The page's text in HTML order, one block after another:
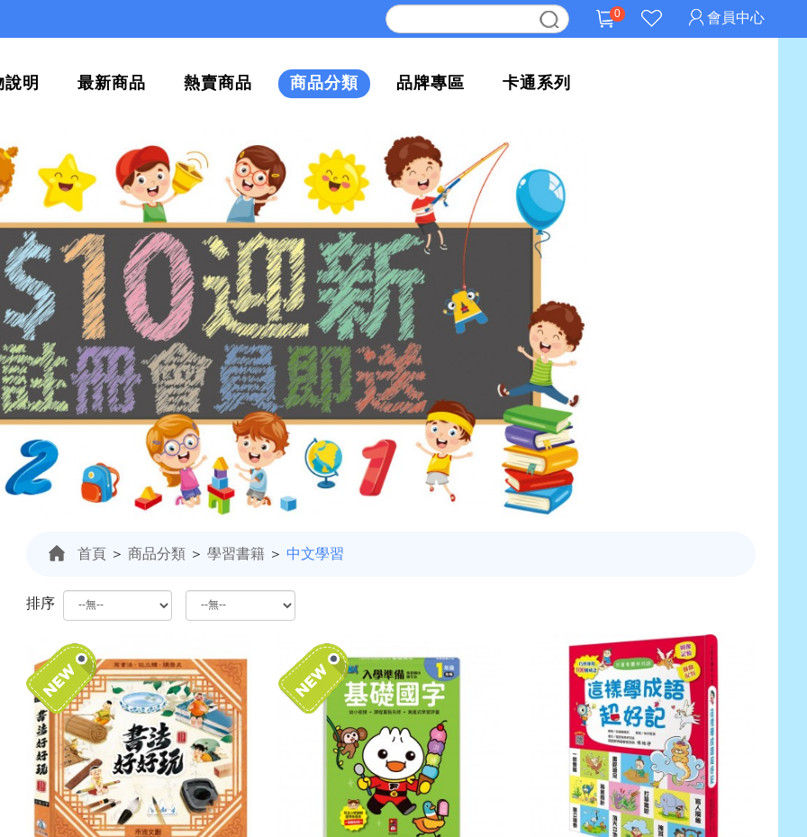
會員中心
0
明 最新商品 熱賣商品 商品分類 品牌專區 卡通系列
首頁 ＞ 商品分類 ＞ 學習書籍 ＞ 中文學習
排序